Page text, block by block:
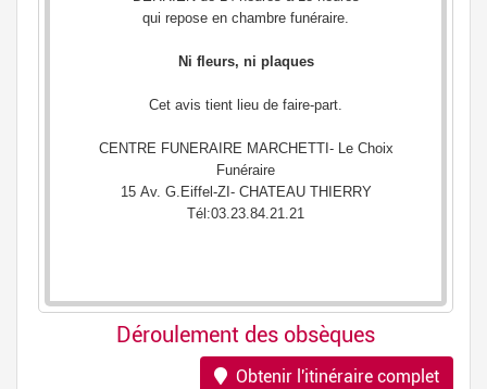
Déroulement des obsèques
Obtenir l'itinéraire complet